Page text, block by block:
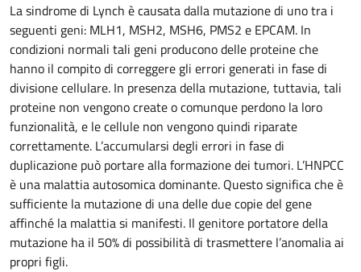
La sindrome di Lynch è causata dalla mutazione di uno tra i
seguenti geni: MLH1, MSH2, MSH6, PMS2 e EPCAM. In
condizioni normali tali geni producono delle proteine che
hanno il compito di correggere gli errori generati in fase di
divisione cellulare. In presenza della mutazione, tuttavia, tali
proteine non vengono create o comunque perdono la loro
funzionalità, e le cellule non vengono quindi riparate
correttamente. L’accumularsi degli errori in fase di
duplicazione può portare alla formazione dei tumori. L’HNPCC
è una malattia autosomica dominante. Questo significa che è
sufficiente la mutazione di una delle due copie del gene
affinché la malattia si manifesti. Il genitore portatore della
mutazione ha il 50% di possibilità di trasmettere l’anomalia ai
propri figli.